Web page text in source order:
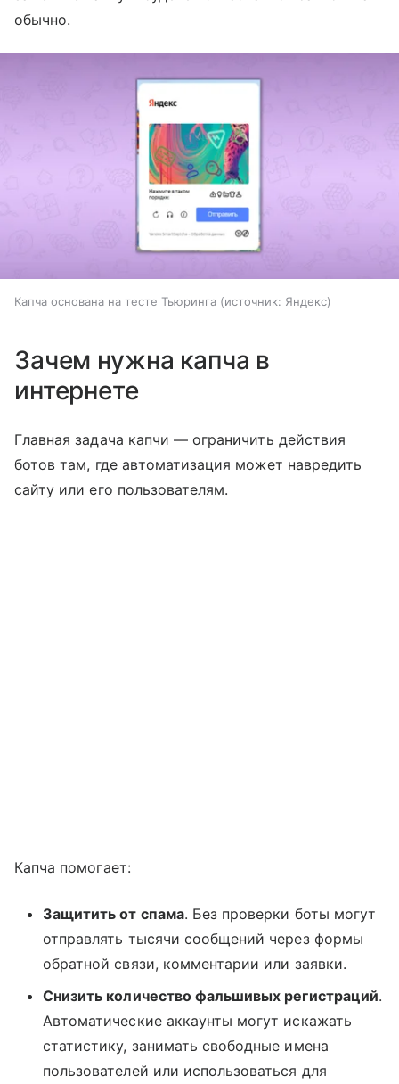
обычно.
Капча основана на тесте Тьюринга источник: Яндекс
Зачем нужна капча в
интернете
Главная задача капчи — ограничить действия
ботов там, где автоматизация может навредить
сайту или его пользователям.
Капча помогает:
Защитить от спама. Без проверки боты могут
отправлять тысячи сообщений через формы
обратной связи, комментарии или заявки.
Снизить количество фальшивых регистраций.
Автоматические аккаунты могут искажать
статистику, занимать свободные имена
пользователей или использоваться для